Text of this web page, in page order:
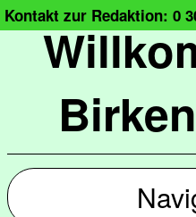
Kontakt zur Redaktion: 0